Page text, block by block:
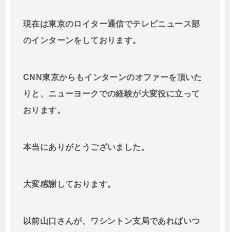
現在は東京のロイター通信でテレビニュース部
のインターンをしております。
CNN東京からもインターンのオファーを頂いた
りと、ニューヨークでの経験が大変役に立って
おります。
本当にありがとうございました。
大変感謝しております。
以前山口さんが、ワシントン支局であればいつ